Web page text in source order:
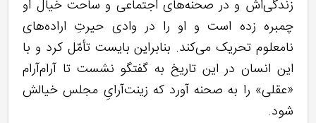
زندگی‌اش و در صحنه‌های اجتماعی و ساحت خیال او
چمبره زده است و او را در وادی حیرتِ اراده‌های
نامعلوم تحریک می‌کند. بنابراین بایست تأمّل کرد و با
این انسان در این تاریخ به گفتگو نشست تا آرام‌آرام
«عقلی» را به صحنه آورد که زینت‌آرایِ مجلس خیالش
شود.